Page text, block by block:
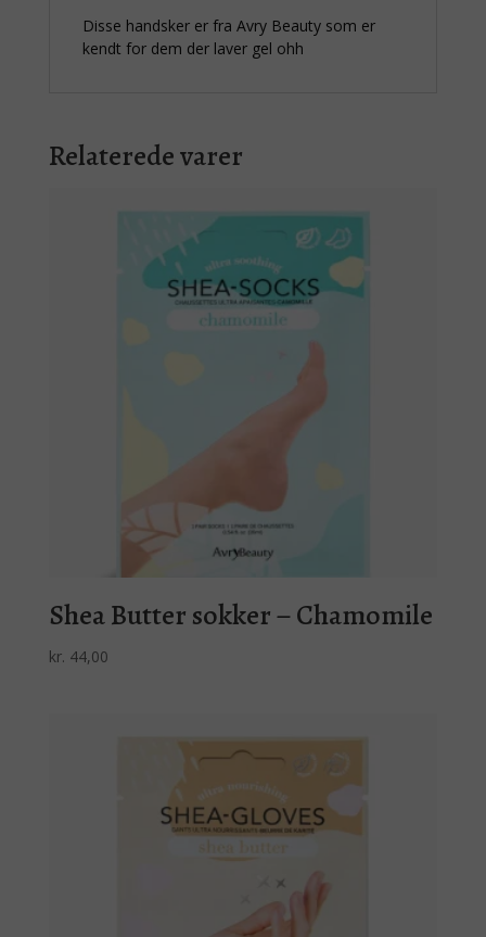
Disse handsker er fra Avry Beauty som er
kendt for dem der laver gel ohh
Relaterede varer
Shea Butter sokker – Chamomile
kr. 44,00